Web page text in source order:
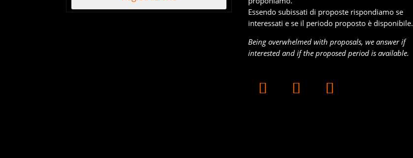
Essendo subissati di proposte rispondiamo se
interessati e se il periodo proposto è disponibile.
Being overwhelmed with proposals, we answer if
interested and if the proposed period is available.